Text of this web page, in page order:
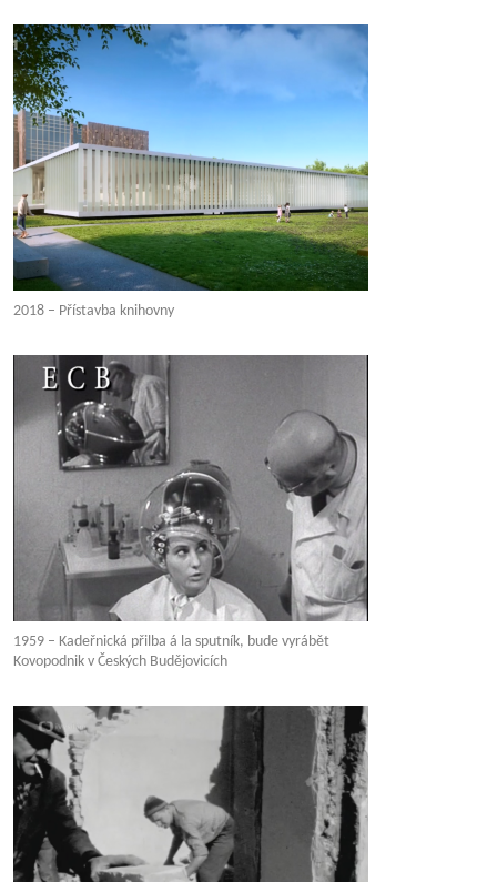
2018 – Přístavba knihovny
1959 – Kadeřnická přilba á la sputník, bude vyrábět
Kovopodnik v Českých Budějovicích